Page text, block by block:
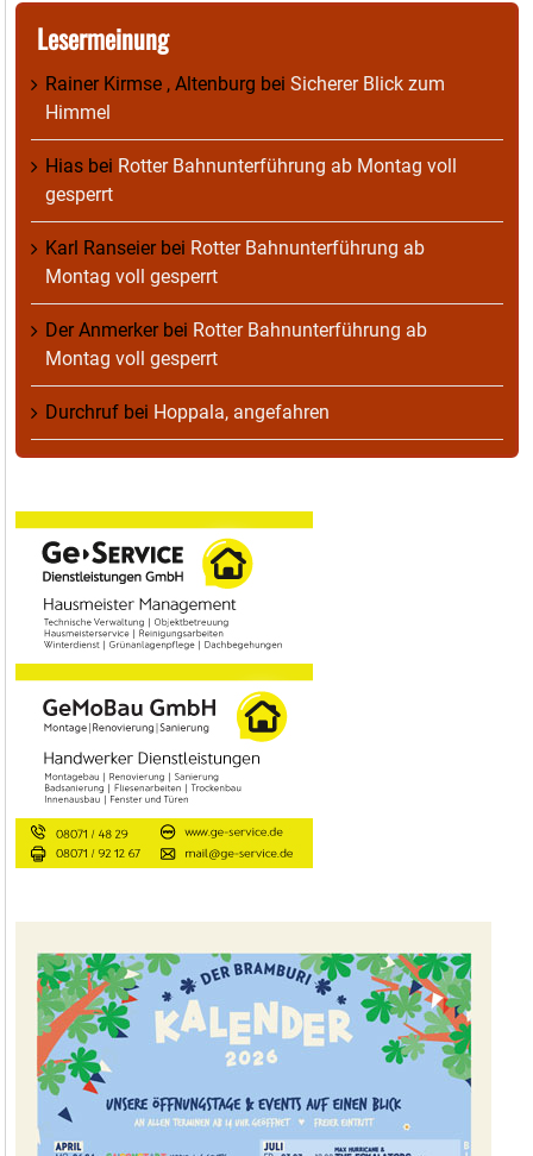
Lesermeinung
Rainer Kirmse , Altenburg bei Sicherer Blick zum
Himmel
Hias bei Rotter Bahnunterführung ab Montag voll
gesperrt
Karl Ranseierbei Rotter Bahnunterführung ab
Montag voll gesperrt
Der Anmerkerbei Rotter Bahnunterführung ab
Montag voll gesperrt
Durchruf bei Hoppala, angefahren